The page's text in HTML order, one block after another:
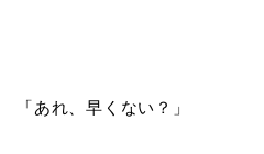
「あれ、早くない？」